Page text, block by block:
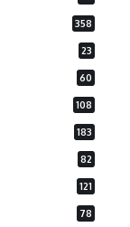
358
23
60
108
183
82
121
78